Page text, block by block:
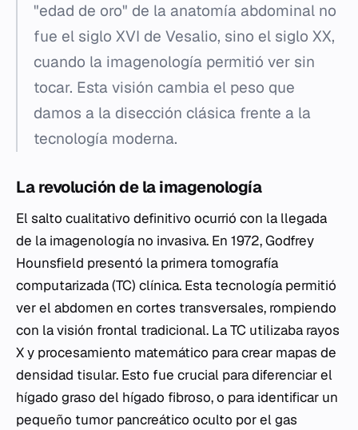
"edad de oro" de la anatomía abdominal no
fue el siglo XVI de Vesalio, sino el siglo XX,
cuando la imagenología permitió ver sin
tocar. Esta visión cambia el peso que
damos a la disección clásica frente a la
tecnología moderna.
La revolución de la imagenología
El salto cualitativo definitivo ocurrió con la llegada
de la imagenología no invasiva. En 1972, Godfrey
Hounsfield presentó la primera tomografía
computarizada (TC) clínica. Esta tecnología permitió
ver el abdomen en cortes transversales, rompiendo
con la visión frontal tradicional. La TC utilizaba rayos
X y procesamiento matemático para crear mapas de
densidad tisular. Esto fue crucial para diferenciar el
hígado graso del hígado fibroso, o para identificar un
pequeño tumor pancreático oculto por el gas